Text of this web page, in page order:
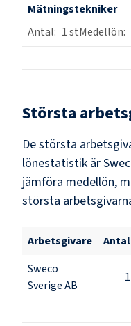
Mätningstekniker
1st
Största
De största
lönestatistik är
jämföra medellön,
största
Arbetsgivare Antal
Sweco
Sverige AB
1